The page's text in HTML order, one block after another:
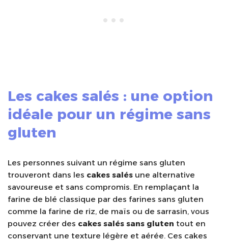
Les cakes salés : une option
idéale pour un régime sans
gluten
Les personnes suivant un régime sans gluten
trouveront dans les cakes salés une alternative
savoureuse et sans compromis. En remplaçant la
farine de blé classique par des farines sans gluten
comme la farine de riz, de maïs ou de sarrasin, vous
pouvez créer des cakes salés sans gluten tout en
conservant une texture légère et aérée. Ces cakes